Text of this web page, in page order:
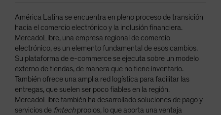
América Latina se encuentra en pleno proceso de transición
hacia el comercio electrónico y la inclusión financiera.
MercadoLibre, una empresa regional de comercio
electrónico, es un elemento fundamental de esos cambios.
Su plataforma de e-commerce se ejecuta sobre un modelo
externo de tiendas, de manera que no tiene inventario.
También ofrece una amplia red logística para facilitar las
entregas, que suelen ser poco fiables en la región.
MercadoLibre también ha desarrollado soluciones de pago y
servicios de fintechpropios, lo que aporta una ventaja